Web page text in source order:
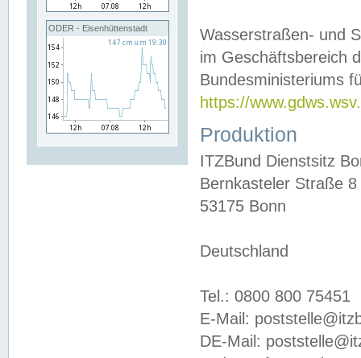
ODER - Eisenhüttenstadt
Wasserstraßen- und
im Geschäftsbereich
Bundesministeriums
https://
Produktion
ITZBund Dienstsitz
Bernkasteler Straße 8
53175 Bonn
Deutschland
Tel.: 0800 800 75451
E-Mail:
DE-Mail: